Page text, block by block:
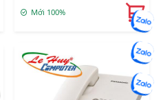
Mới 100%